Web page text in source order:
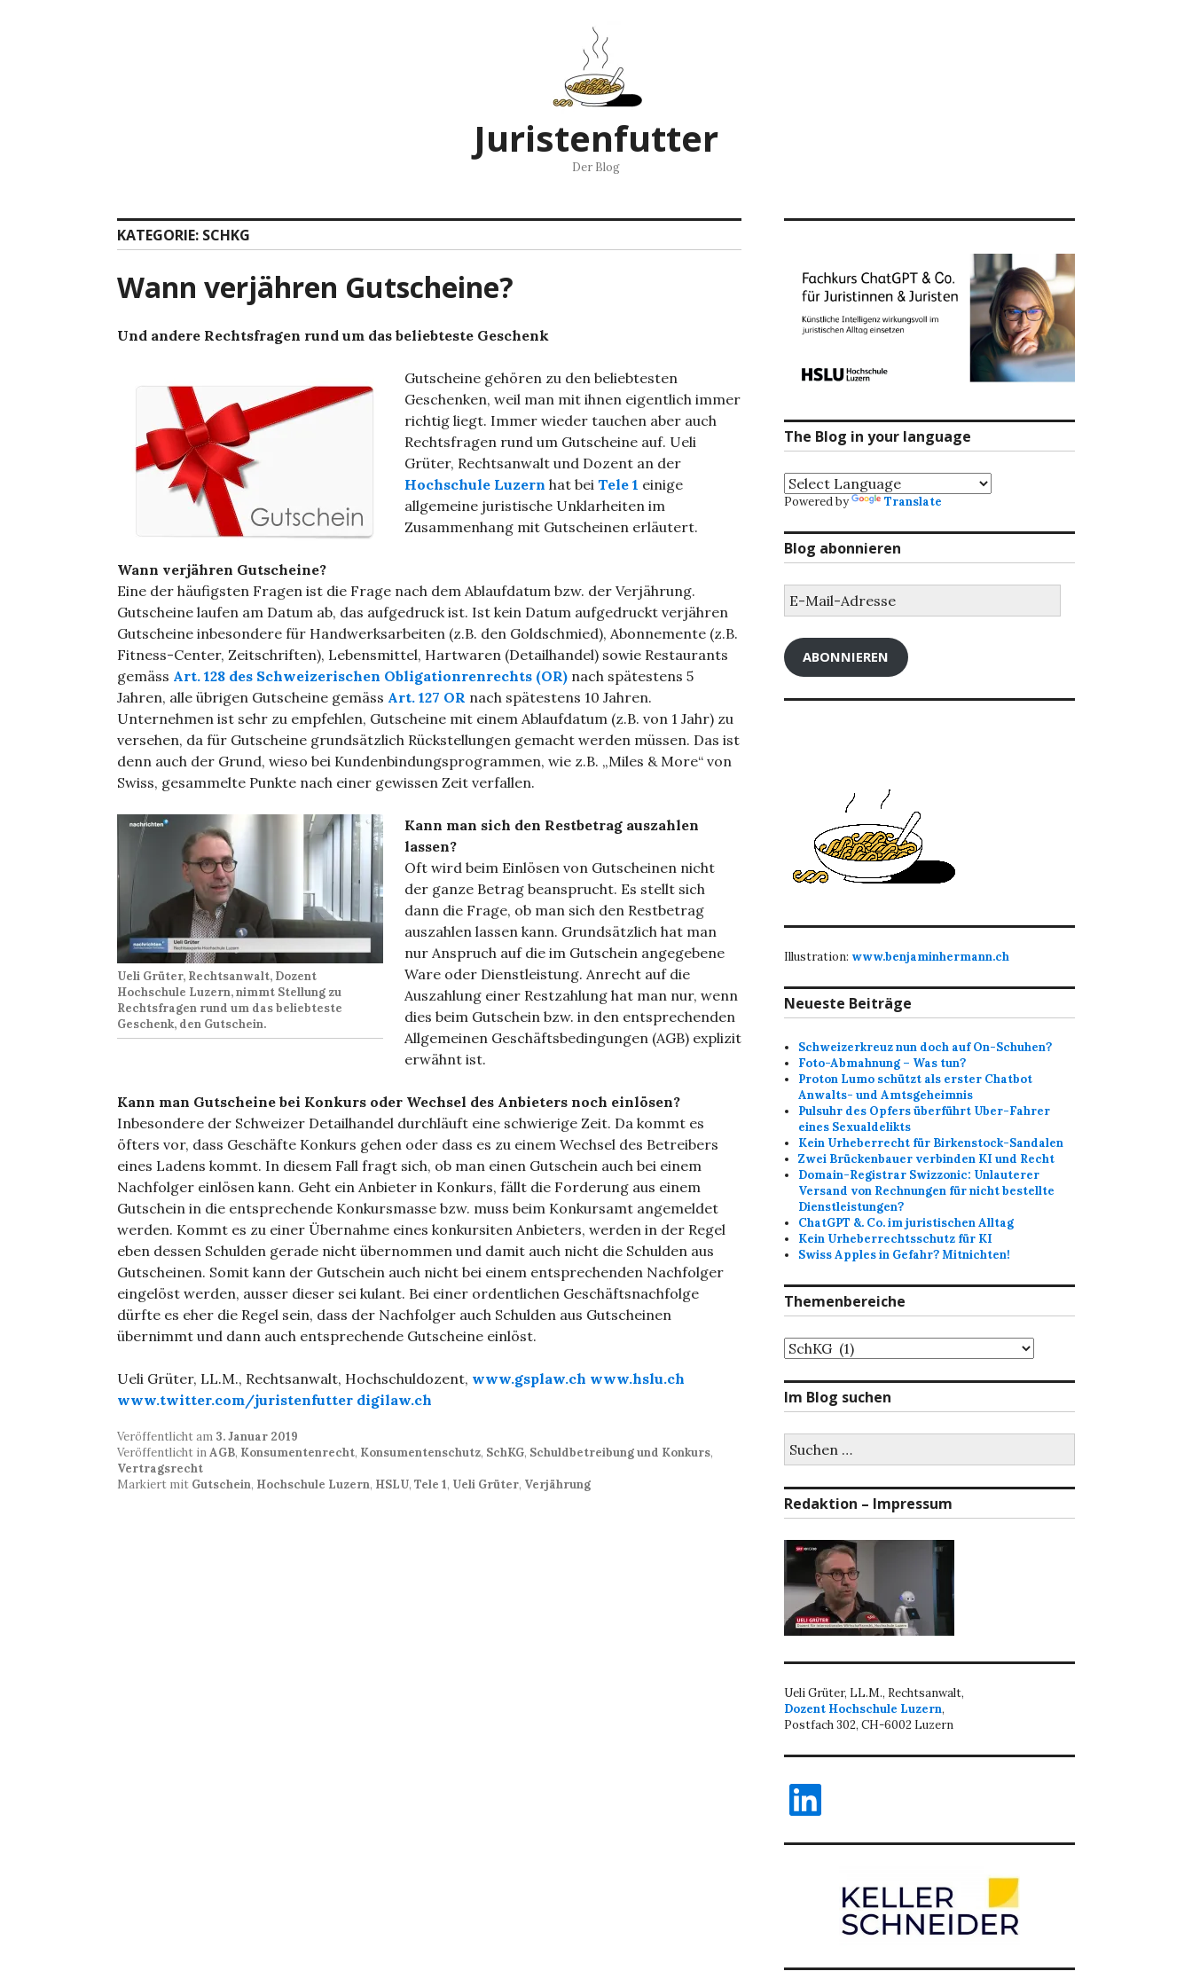
Juristenfutter
Der Blog
KATEGORIE: SCHKG
Wann verjähren Gutscheine?
Und andere Rechtsfragen rund um das beliebteste Geschenk
Gutscheine gehören zu den beliebtesten
Geschenken, weil man mit ihnen eigentlich immer
richtig liegt. Immer wieder tauchen aber auch
Rechtsfragen rund um Gutscheine auf. Ueli
Grüter, Rechtsanwalt und Dozent an der
Hochschule Luzern hat bei Tele 1 einige
allgemeine juristische Unklarheiten im
Zusammenhang mit Gutscheinen erläutert.
Wann verjähren Gutscheine?
Eine der häufigsten Fragen ist die Frage nach dem Ablaufdatum bzw. der Verjährung.
Gutscheine laufen am Datum ab, das aufgedruck ist. Ist kein Datum aufgedruckt verjähren
Gutscheine inbesondere für Handwerksarbeiten (z.B. den Goldschmied), Abonnemente (z.B.
Fitness-Center, Zeitschriften), Lebensmittel, Hartwaren (Detailhandel) sowie Restaurants
gemäss Art. 128 des Schweizerischen Obligationrenrechts (OR) nach spätestens 5
Jahren, alle übrigen Gutscheine gemäss Art. 127 OR nach spätestens 10 Jahren.
Unternehmen ist sehr zu empfehlen, Gutscheine mit einem Ablaufdatum (z.B. von 1 Jahr) zu
versehen, da für Gutscheine grundsätzlich Rückstellungen gemacht werden müssen. Das ist
denn auch der Grund, wieso bei Kundenbindungsprogrammen, wie z.B. „Miles & More“ von
Swiss, gesammelte Punkte nach einer gewissen Zeit verfallen.
Ueli Grüter, Rechtsanwalt, Dozent
Hochschule Luzern, nimmt Stellung zu
Rechtsfragen rund um das beliebteste
Geschenk, den Gutschein.
Kann man sich den Restbetrag auszahlen
lassen?
Oft wird beim Einlösen von Gutscheinen nicht
der ganze Betrag beansprucht. Es stellt sich
dann die Frage, ob man sich den Restbetrag
auszahlen lassen kann. Grundsätzlich hat man
nur Anspruch auf die im Gutschein angegebene
Ware oder Dienstleistung. Anrecht auf die
Auszahlung einer Restzahlung hat man nur, wenn
dies beim Gutschein bzw. in den entsprechenden
Allgemeinen Geschäftsbedingungen (AGB) explizit
erwähnt ist.
Kann man Gutscheine bei Konkurs oder Wechsel des Anbieters noch einlösen?
Inbesondere der Schweizer Detailhandel durchläuft eine schwierige Zeit. Da kommt es
öfters vor, dass Geschäfte Konkurs gehen oder dass es zu einem Wechsel des Betreibers
eines Ladens kommt. In diesem Fall fragt sich, ob man einen Gutschein auch bei einem
Nachfolger einlösen kann. Geht ein Anbieter in Konkurs, fällt die Forderung aus einem
Gutschein in die entsprechende Konkursmasse bzw. muss beim Konkursamt angemeldet
werden. Kommt es zu einer Übernahme eines konkursiten Anbieters, werden in der Regel
eben dessen Schulden gerade nicht übernommen und damit auch nicht die Schulden aus
Gutscheinen. Somit kann der Gutschein auch nicht bei einem entsprechenden Nachfolger
eingelöst werden, ausser dieser sei kulant. Bei einer ordentlichen Geschäftsnachfolge
dürfte es eher die Regel sein, dass der Nachfolger auch Schulden aus Gutscheinen
übernimmt und dann auch entsprechende Gutscheine einlöst.
Ueli Grüter, LL.M., Rechtsanwalt, Hochschuldozent, www.gsplaw.ch www.hslu.ch
www.twitter.com/juristenfutter digilaw.ch
Veröffentlicht am 3. Januar 2019
Veröffentlicht inAGB, Konsumentenrecht, Konsumentenschutz, SchKG, Schuldbetreibung und Konkurs,
Vertragsrecht
Markiert mit Gutschein, Hochschule Luzern, HSLU, Tele 1, Ueli Grüter, Verjährung
The Blog in your language
Powered by Translate
Blog abonnieren
Mail-
ABONNIEREN
Illustration: www.benjaminhermann.ch
Neueste Beiträge
Schweizerkreuz nun doch auf On-Schuhen?
Foto-Abmahnung – Was tun?
Proton Lumo schützt als erster Chatbot
Anwalts- und Amtsgeheimnis
Pulsuhr des Opfers überführt Uber-Fahrer
eines Sexualdelikts
Kein Urheberrecht für Birkenstock-Sandalen
Zwei Brückenbauer verbinden KI und Recht
Domain-Registrar Swizzonic: Unlauterer
Versand von Rechnungen für nicht bestellte
Dienstleistungen?
ChatGPT &. Co. im juristischen Alltag
Kein Urheberrechtsschutz für KI
Swiss Apples in Gefahr? Mitnichten!
Themenbereiche
Themenbereiche
Im Blog suchen
nach:
Redaktion – Impressum
Ueli Grüter, LL.M., Rechtsanwalt,
Dozent Hochschule Luzern,
Postfach 302, CH-6002 Luzern
LinkedIn